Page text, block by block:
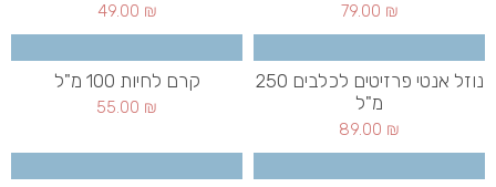
79.00 ₪
49.00 ₪
נוזל אנטי פרזיטים לכלבים 250
מ"ל
89.00 ₪
קרם לחיות 100 מ"ל
55.00 ₪